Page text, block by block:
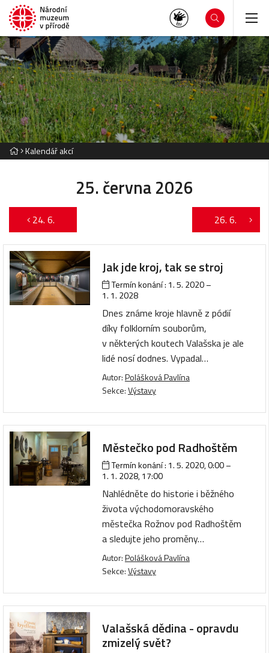
Kalendář akcí
25. června 2026
24. 6. 26. 6.
Jak jde kroj, tak se stroj
Termín konání : 1. 5. 2020–
1. 1. 2028
Dnes známe kroje hlavně z pódií
díky folklorním souborům,
v některých koutech Valašska je ale
lidé nosí dodnes. Vypadal…
Autor:Polášková Pavlína
Sekce:Výstavy
Městečko pod Radhoštěm
Termín konání : 1. 5. 2020, 0:00–
1. 1. 2028, 17:00
Nahlédněte do historie i běžného
života východomoravského
městečka Rožnov pod Radhoštěm
a sledujte jeho proměny…
Autor:Polášková Pavlína
Sekce:Výstavy
Valašská dědina - opravdu
zmizelý svět?